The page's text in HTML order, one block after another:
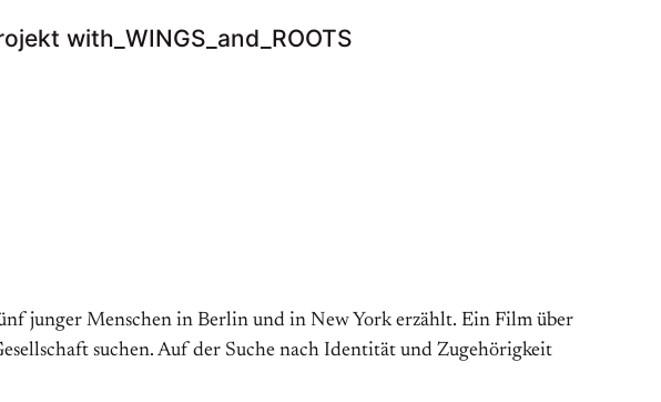
with_WINGS_and_ROOTS
junger Menschen in Berlin und in New York erzählt. Ein Film über
suchen. Auf der Suche nach Identität und Zugehörigkeit